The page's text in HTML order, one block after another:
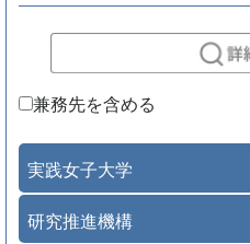
兼務先を含める
実践女子大学
研究推進機構